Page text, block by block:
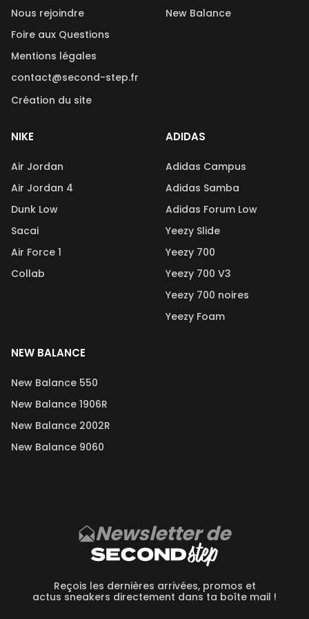
Nous rejoindre
Foire aux Questions
Mentions légales
contact@second-step.fr
Création du site
New Balance
NIKE
Air Jordan
Air Jordan 4
Dunk Low
Sacai
Air Force 1
Collab
ADIDAS
Adidas Campus
Adidas Samba
Adidas Forum Low
Yeezy Slide
Yeezy 700
Yeezy 700 V3
Yeezy 700 noires
Yeezy Foam
NEW BALANCE
New Balance 550
New Balance 1906R
New Balance 2002R
New Balance 9060
Newsletter de
Reçois les dernières arrivées, promos et
actus sneakers directement dans ta boîte mail !